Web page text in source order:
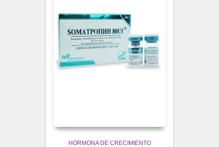
HORMONA DE CRECIMIENTO